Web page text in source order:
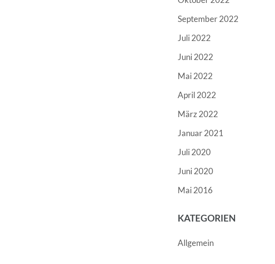
September 2022
Juli 2022
Juni 2022
Mai 2022
April 2022
März 2022
Januar 2021
Juli 2020
Juni 2020
Mai 2016
KATEGORIEN
Allgemein